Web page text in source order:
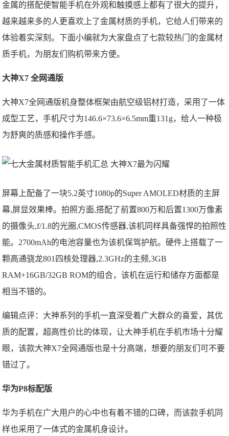
金属的搭配使智能手机在外观和触摸感上都有了很大的提升，
越来越来多的人更喜欢上了金属材质的手机，它给人们带来的
体验着实深刻。下面小编就为大家盘点了七款较热门的金属材
质手机，为朋友们购机带来方便。
大神X7 全网通版
大神X7全网通版机身整体框架由航空级铝材打造，采用了一体
成型工艺，手机尺寸为146.6×73.6×6.5mm重131g，给人一种极
为舒爽的质感和操作手感。
屏幕上配备了一块5.2英寸1080p的Super AMOLED材质的主屏
幕,屏显效果棒。拍照方面,搭配了前置800万和后置1300万像素
的摄像头,f/1.8的光圈,CMOS传感器,该机同样具备强悍的拍照性
能。2700mAh的电池容量也为该机保驾护航。硬件上搭载了一
颗高通骁龙801四核处理器,2.3GHz的主频,3GB
RAM+16GB/32GB ROM的组合，该机在运行和储存方面都是
相当不错的。
编辑点评：大神系列的手机一直深受着广大群众的喜爱，其优
质的配置，超高性价比的体现，让大神手机在手机市场十分耀
眼，该款大神X7全网通版也是十分高端，想要的朋友们可不要
错过了。
华为P8标配版
华为手机在广大用户的心中也有着不错的口碑，而该款手机同
样也采用了一体式的金属机身设计。